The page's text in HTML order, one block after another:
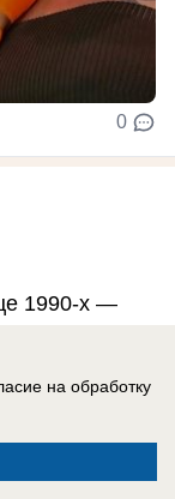
0
1990-х —
в ...
на обработку